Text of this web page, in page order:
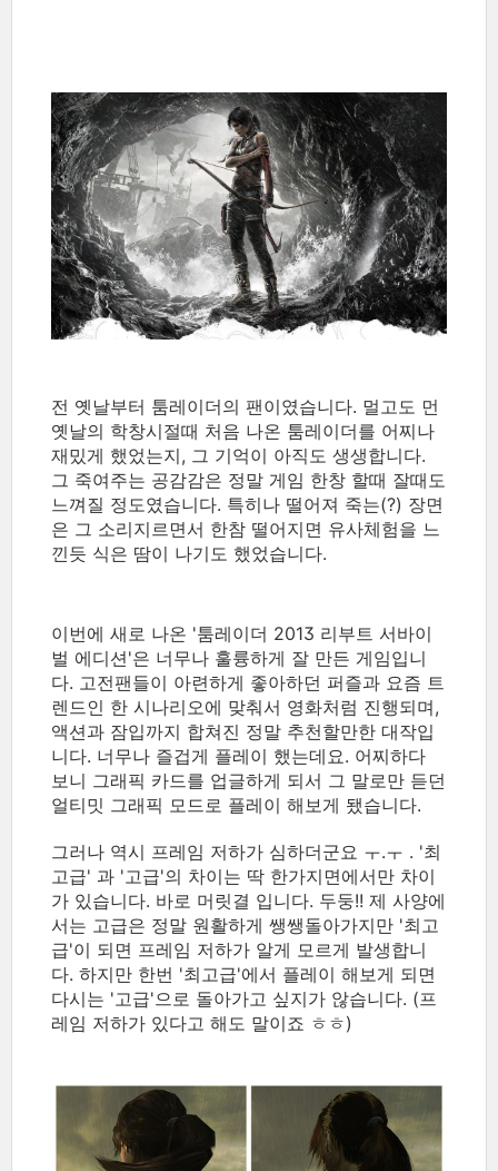
전 옛날부터 툼레이더의 팬이였습니다. 멀고도 먼
옛날의 학창시절때 처음 나온 툼레이더를 어찌나
재밌게 했었는지, 그 기억이 아직도 생생합니다.
그 죽여주는 공감감은 정말 게임 한창 할때 잘때도
느껴질 정도였습니다. 특히나 떨어져 죽는(?) 장면
은 그 소리지르면서 한참 떨어지면 유사체험을 느
낀듯 식은 땀이 나기도 했었습니다.
이번에 새로 나온 '툼레이더 2013 리부트 서바이
벌 에디션'은 너무나 훌륭하게 잘 만든 게임입니
다. 고전팬들이 아련하게 좋아하던 퍼즐과 요즘 트
렌드인 한 시나리오에 맞춰서 영화처럼 진행되며,
액션과 잠입까지 합쳐진 정말 추천할만한 대작입
니다. 너무나 즐겁게 플레이 했는데요. 어찌하다
보니 그래픽 카드를 업글하게 되서 그 말로만 듣던
얼티밋 그래픽 모드로 플레이 해보게 됐습니다.
그러나 역시 프레임 저하가 심하더군요 ㅜ.ㅜ . '최
고급' 과 '고급'의 차이는 딱 한가지면에서만 차이
가 있습니다. 바로 머릿결 입니다. 두둥!! 제 사양에
서는 고급은 정말 원활하게 쌩쌩돌아가지만 '최고
급'이 되면 프레임 저하가 알게 모르게 발생합니
다. 하지만 한번 '최고급'에서 플레이 해보게 되면
다시는 '고급'으로 돌아가고 싶지가 않습니다. (프
레임 저하가 있다고 해도 말이죠 ㅎㅎ)